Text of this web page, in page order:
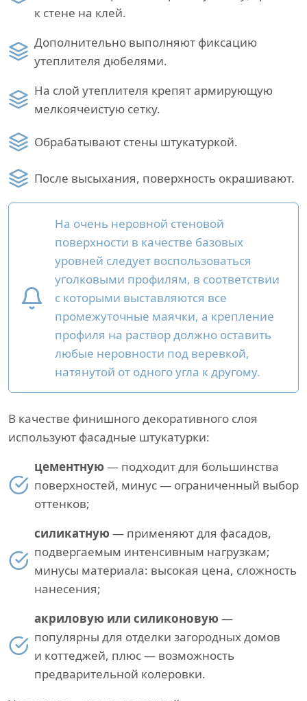
к стене на клей.
Дополнительно выполняют фиксацию
утеплителя дюбелями.
На слой утеплителя крепят армирующую
мелкоячеистую сетку.
Обрабатывают стены штукатуркой.
После высыхания, поверхность окрашивают.
На очень неровной стеновой
поверхности в качестве базовых
уровней следует воспользоваться
уголковыми профилям, в соответствии
с которыми выставляются все
промежуточные маячки, а крепление
профиля на раствор должно оставить
любые неровности под веревкой,
натянутой от одного угла к другому.
В качестве финишного декоративного слоя
используют фасадные штукатурки:
цементную — подходит для большинства
поверхностей, минус — ограниченный выбор
оттенков;
силикатную — применяют для фасадов,
подвергаемым интенсивным нагрузкам;
минусы материала: высокая цена, сложность
нанесения;
акриловую или силиконовую —
популярны для отделки загородных домов
и коттеджей, плюс — возможность
предварительной колеровки.